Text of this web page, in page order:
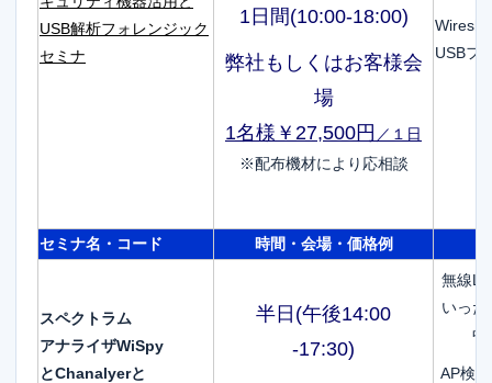
USB解析フォレンジック
セミナ
1日間(10:00-18:00)
弊社もしくはお客様会
場
1名様￥27,500円 ／１日
※配布機材により応相談
USBフ
セミナ名・コード 時間・会場・価格例
スペクトラム
アナライザWiSpy
とChanalyerと
半日(午後14:00
-17:30)
無線
いっ
中
AP検